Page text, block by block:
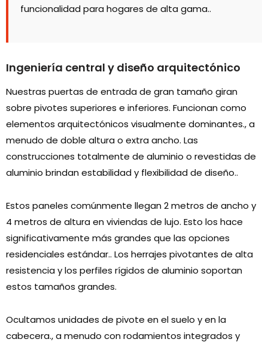
funcionalidad para hogares de alta gama..
Ingeniería central y diseño arquitectónico
Nuestras puertas de entrada de gran tamaño giran
sobre pivotes superiores e inferiores. Funcionan como
elementos arquitectónicos visualmente dominantes., a
menudo de doble altura o extra ancho. Las
construcciones totalmente de aluminio o revestidas de
aluminio brindan estabilidad y flexibilidad de diseño..
Estos paneles comúnmente llegan 2 metros de ancho y
4 metros de altura en viviendas de lujo. Esto los hace
significativamente más grandes que las opciones
residenciales estándar.. Los herrajes pivotantes de alta
resistencia y los perfiles rígidos de aluminio soportan
estos tamaños grandes.
Ocultamos unidades de pivote en el suelo y en la
cabecera., a menudo con rodamientos integrados y